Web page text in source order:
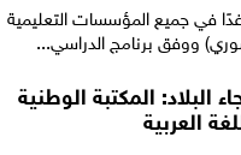
غدًا في جميع المؤسسات التعليمية
ووفق برنامج الدراسي...
البلاد: المكتبة الوطنية
العربية